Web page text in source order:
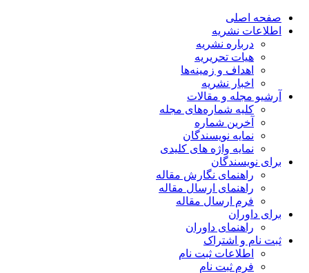
صفحه اصلی
اطلاعات نشریه
درباره نشریه
هیات تحریریه
اهداف و زمینه‌ها
اخبار نشریه
آرشیو مجله و مقالات
کلیه شماره‌های مجله
آخرین شماره
نمایه نویسندگان
نمایه واژه های کلیدی
برای نویسندگان
راهنمای نگارش مقاله
راهنمای ارسال مقاله
فرم ارسال مقاله
برای داوران
راهنمای داوران
ثبت نام و اشتراک
اطلاعات ثبت نام
فرم ثبت نام